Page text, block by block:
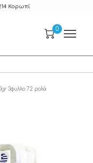
Κορωπί
0
3φυλλο 72 ρολά